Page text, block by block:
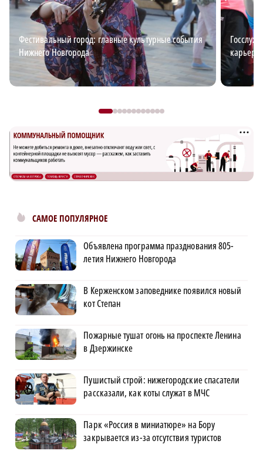
Фестивальный город: главные культурные события
Нижнего Новгорода
САМОЕ ПОПУЛЯРНОЕ
Объявлена программа празднования 805-
летия Нижнего Новгорода
В Керженском заповеднике появился новый
кот Степан
Пожарные тушат огонь на проспекте Ленина
в Дзержинске
Пушистый строй: нижегородские спасатели
рассказали, как коты служат в МЧС
Парк «Россия в миниатюре» на Бору
закрывается из-за отсутствия туристов